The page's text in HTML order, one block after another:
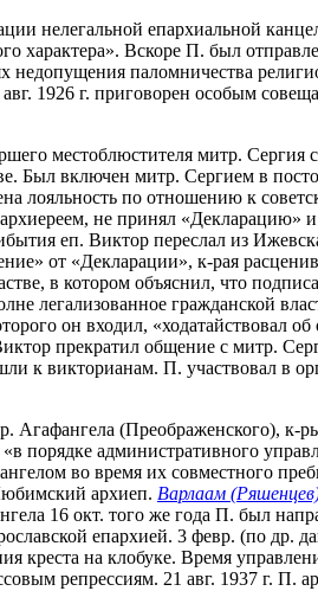
нелегальной епархиальной
Вскоре П. был
недопущения паломничества
1926 г. приговорен особым
местоблюстителя митр.
Был включен митр. Сергием в
лояльность по отношению к
не принял «Декларацию»
еп. Виктор переслал из
от «Декларации», к-рая
в котором объяснил, что
легализованное гражданской
он входил, «ходатайствовал
прекратил общение с митр.
к викторианам. П. участвовал в
(Преображенского), к-
порядке административного
во время их совместного
архиеп. Варлаам
16 окт. того же года П. был
епархией. 3 февр. (по др.
креста на клобуке. Время
репрессиям. 21 авг. 1937 г. П.